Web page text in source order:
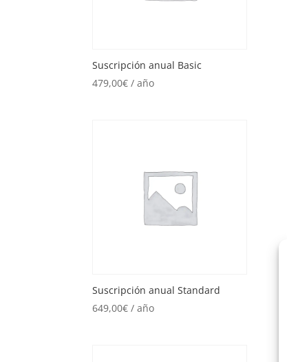
Suscripción anual Basic
479,00€ / año
Suscripción anual Standard
649,00€ / año